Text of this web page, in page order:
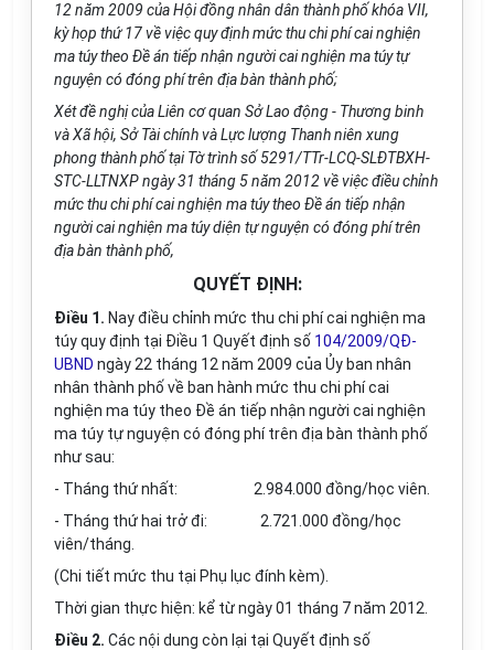
12 năm 2009 của Hội đồng nhân dân thành phố khóa VII,
kỳ họp thứ 17 về việc quy định mức thu chi phí cai nghiện
ma túy theo Đề án tiếp nhận người cai nghiện ma túy tự
nguyện có đóng phí trên địa bàn thành phố;
Xét đề nghị của Liên cơ quan Sở Lao động - Thương binh
và Xã hội, Sở Tài chính và Lực lượng Thanh niên xung
phong thành phố tại Tờ trình số 5291/TTr-LCQ-SLĐTBXH-
STC-LLTNXP ngày 31 tháng 5 năm 2012 về việc điều chỉnh
mức thu chi phí cai nghiện ma túy theo Đề án tiếp nhận
người cai nghiện ma túy diện tự nguyện có đóng phí trên
địa bàn thành phố,
QUYẾT ĐỊNH:
Điều 1. Nay điều chỉnh mức thu chi phí cai nghiện ma
túy quy định tại Điều 1 Quyết định số 104/2009/QĐ-
UBND ngày 22 tháng 12 năm 2009 của Ủy ban nhân
nhân thành phố về ban hành mức thu chi phí cai
nghiện ma túy theo Đề án tiếp nhận người cai nghiện
ma túy tự nguyện có đóng phí trên địa bàn thành phố
như sau:
- Tháng thứ nhất: 2.984.000 đồng/học viên.
- Tháng thứ hai trở đi: 2.721.000 đồng/học
viên/tháng.
(Chi tiết mức thu tại Phụ lục đính kèm).
Thời gian thực hiện: kể từ ngày 01 tháng 7 năm 2012.
Điều 2. Các nội dung còn lại tại Quyết định số